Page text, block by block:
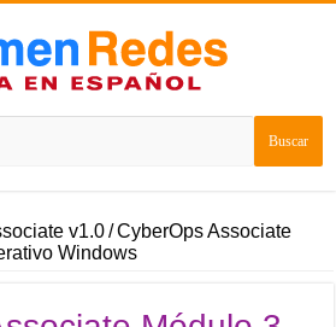
v1.0/CyberOps Associate
Windows